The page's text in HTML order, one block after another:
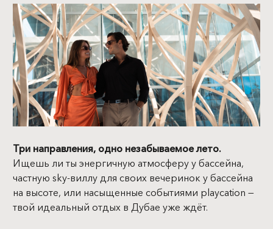
Три направления, одно незабываемое лето.
Ищешь ли ты энергичную атмосферу у бассейна,
частную sky-виллу для своих вечеринок у бассейна
на высоте, или насыщенные событиями playcation —
твой идеальный отдых в Дубае уже ждёт.